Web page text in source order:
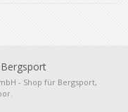
- Shop für Bergsport,